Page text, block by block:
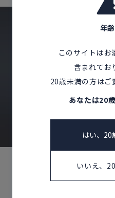
Follow
お問
年
このサイトはお
含まれてお
20歳未満の方はご
あなたは20
はい、20
いいえ、